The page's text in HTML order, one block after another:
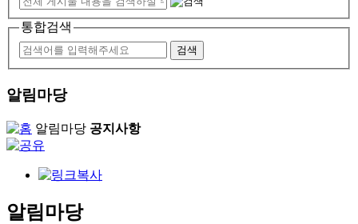
통합검색
알림마당
알림마당 공지사항
알림마당